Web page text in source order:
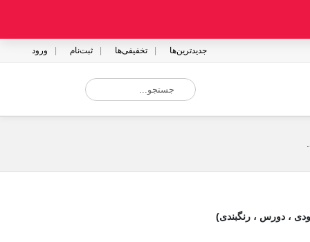
جدیدترین‌ها تخفیفی‌ها ثبت‌نام ورود